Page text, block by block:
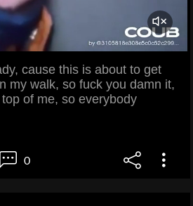
cause this is about to get
my walk, so fuck you damn it,
of me, so everybody
0